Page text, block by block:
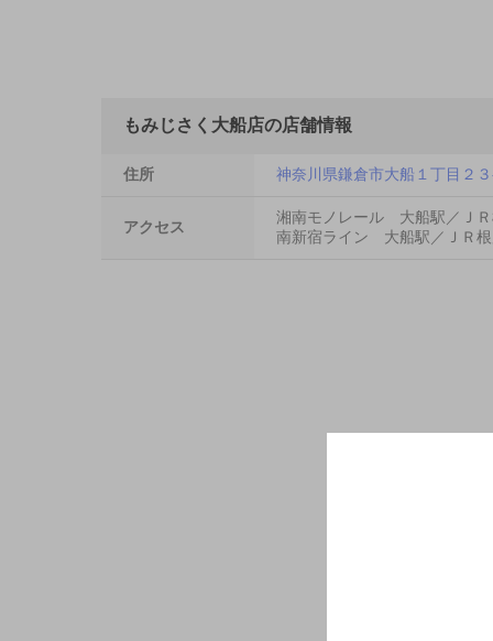
もみじさく大船店の店舗情報
住所 神奈川県鎌倉市大船１丁目２
アクセス
湘南モノレール 大船駅／Ｊ
南新宿ライン 大船駅／ＪＲ